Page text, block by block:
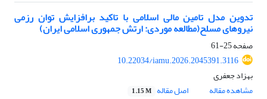
تدوین مدل تامین مالی اسلامی با تاکید برافزایش توان رزمی
نیروهای مسلح(مطالعه موردی: ارتش جمهوری اسلامی ایران)
صفحه25-61
10.22034/iamu.2026.2045391.3116
بهزاد جعفری
مشاهده مقاله
اصل مقاله 1.15 M